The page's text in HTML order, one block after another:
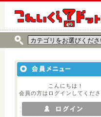
こんにちは！
会員の方はログインしてくださ